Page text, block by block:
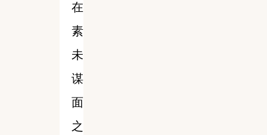
在
素
未
谋
面
之